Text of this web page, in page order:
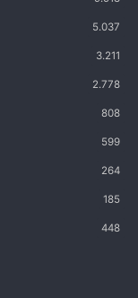
5.037
3.211
2.778
808
599
264
185
448